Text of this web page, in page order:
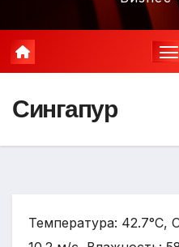
Сингапур
Температура: 42.7°C,